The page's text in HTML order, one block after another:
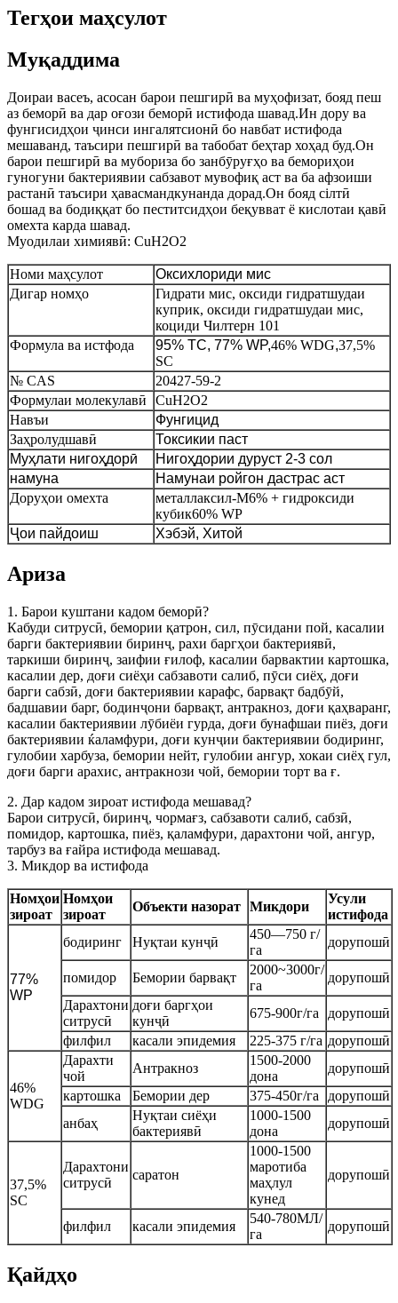
Тегҳои маҳсулот
Муқаддима
Доираи васеъ, асосан барои пешгирӣ ва муҳофизат, бояд пеш
аз беморӣ ва дар оғози беморӣ истифода шавад.Ин дору ва
фунгисидҳои ҷинси ингалятсионӣ бо навбат истифода
мешаванд, таъсири пешгирӣ ва табобат беҳтар хоҳад буд.Он
барои пешгирӣ ва мубориза бо занбӯруғҳо ва бемориҳои
гуногуни бактериявии сабзавот мувофиқ аст ва ба афзоиши
растанӣ таъсири ҳавасмандкунанда дорад.Он бояд сілтӣ
бошад ва бодиққат бо пеститсидҳои беқувват ё кислотаи қавӣ
омехта карда шавад.
Муодилаи химиявӣ: CuH2O2
Номи маҳсулот
Оксихлориди мис
Дигар номҳо
Гидрати мис, оксиди гидратшудаи
куприк, оксиди гидратшудаи мис,
коциди Чилтерн 101
Формула ва истфода
95% TC, 77% WP,46% WDG,37,5%
SC
№ CAS
20427-59-2
Формулаи молекулавӣ
CuH2O2
Навъи
Фунгицид
Заҳролудшавӣ
Токсикии паст
Муҳлати нигоҳдорӣ
Нигоҳдории дуруст 2-3 сол
намуна
Намунаи ройгон дастрас аст
Доруҳои омехта
металлаксил-M6% + гидроксиди
кубик60% WP
Ҷои пайдоиш
Хэбэй, Хитой
Ариза
1. Барои куштани кадом беморӣ?
Кабуди ситрусӣ, бемории қатрон, сил, пӯсидани пой, касалии
барги бактериявии биринҷ, рахи баргҳои бактериявӣ,
таркиши биринҷ, заифии ғилоф, касалии барвактии картошка,
касалии дер, доғи сиёҳи сабзавоти салиб, пӯси сиёҳ, доғи
барги сабзӣ, доғи бактериявии карафс, барвақт бадбӯй,
бадшавии барг, бодинҷони барвақт, антракноз, доғи қаҳваранг,
касалии бактериявии лӯбиёи гурда, доғи бунафшаи пиёз, доғи
бактериявии ќаламфури, доғи кунҷии бактериявии бодиринг,
гулобии харбуза, бемории нейт, гулобии ангур, хокаи сиёҳ гул,
доғи барги арахис, антракнози чой, бемории торт ва ғ.
2. Дар кадом зироат истифода мешавад?
Барои ситрусӣ, биринҷ, чормағз, сабзавоти салиб, сабзӣ,
помидор, картошка, пиёз, қаламфури, дарахтони чой, ангур,
тарбуз ва ғайра истифода мешавад.
3. Микдор ва истифода
Номҳои
зироат
Номҳои
зироат
Объекти назорат Микдори
Усули
истифода
77%
WP
бодиринг Нуқтаи кунҷӣ
450—750 г/
га
дорупошӣ
помидор Бемории барвақт
2000~3000г/
га
дорупошӣ
Дарахтони
ситрусӣ
доғи баргҳои
кунҷӣ
675-900г/га
дорупошӣ
филфил
касали эпидемия 225-375 г/га дорупошӣ
46%
WDG
Дарахти
чой
Антракноз
1500-2000
дона
дорупошӣ
картошка
Бемории дер 375-450г/га
дорупошӣ
анбаҳ
Нуқтаи сиёҳи
бактериявӣ
1000-1500
дона
дорупошӣ
37,5%
SC
Дарахтони
ситрусӣ
саратон
1000-1500
маротиба
маҳлул
кунед
дорупошӣ
филфил касали эпидемия
540-780МЛ/
га
дорупошӣ
Қайдҳо